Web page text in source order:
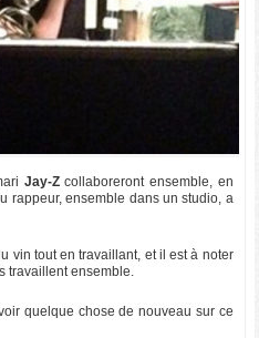
Jay-Zcollaboreront ensemble, en
rappeur, ensemble dans un studio, a
vin tout en travaillant, et il est à noter
travaillent ensemble.
quelque chose de nouveau sur ce